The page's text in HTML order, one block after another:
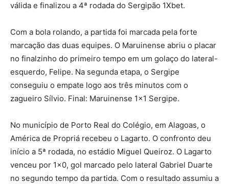
válida e finalizou a 4ª rodada do Sergipão 1Xbet.
Com a bola rolando, a partida foi marcada pela forte
marcação das duas equipes. O Maruinense abriu o placar
no finalzinho do primeiro tempo em um golaço do lateral-
esquerdo, Felipe. Na segunda etapa, o Sergipe
conseguiu o empate logo aos três minutos com o
zagueiro Sílvio. Final: Maruinense 1×1 Sergipe.
No município de Porto Real do Colégio, em Alagoas, o
América de Propriá recebeu o Lagarto. O confronto deu
início a 5ª rodada, no estádio Miguel Queiroz. O Lagarto
venceu por 1×0, gol marcado pelo lateral Gabriel Duarte
no segundo tempo da partida. Com o resultado assumiu a